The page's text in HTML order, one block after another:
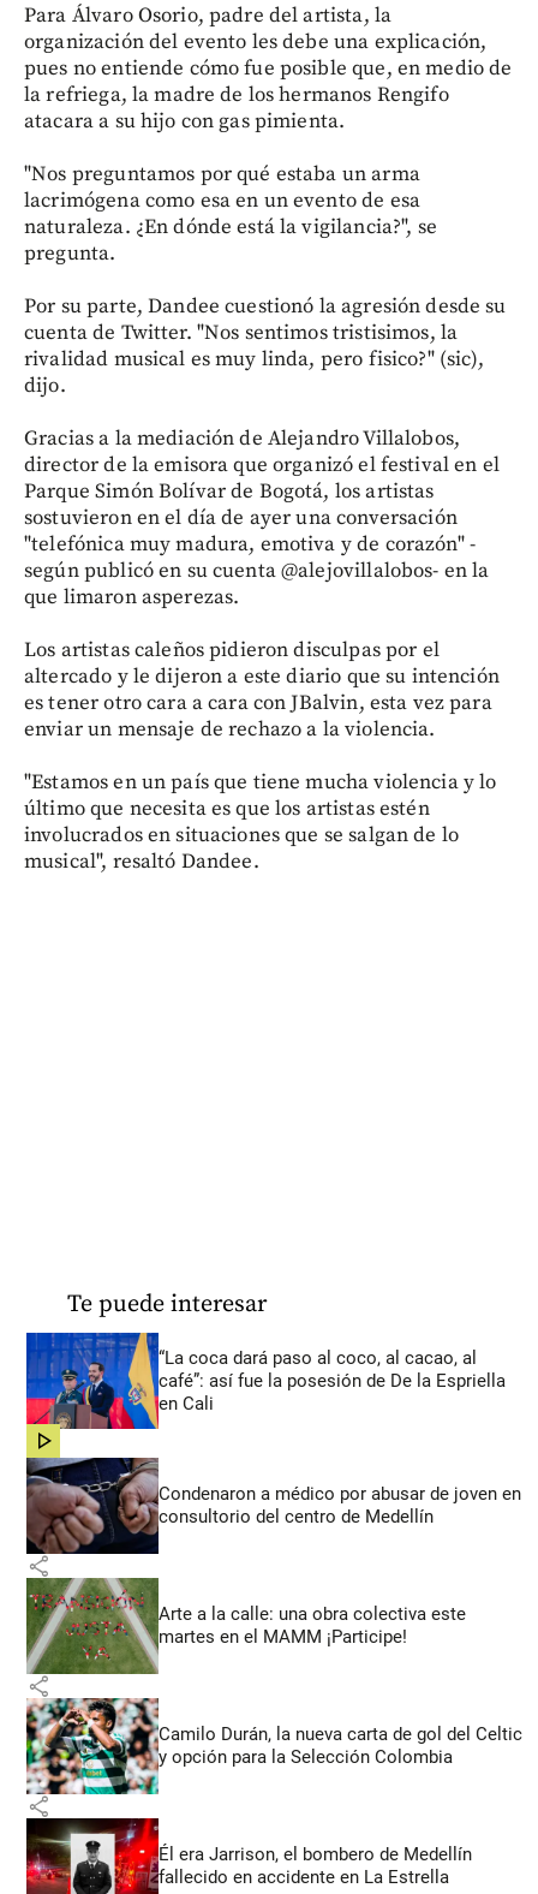
Para Álvaro Osorio, padre del artista, la
organización del evento les debe una explicación,
pues no entiende cómo fue posible que, en medio de
la refriega, la madre de los hermanos Rengifo
atacara a su hijo con gas pimienta.
"Nos preguntamos por qué estaba un arma
lacrimógena como esa en un evento de esa
naturaleza. ¿En dónde está la vigilancia?", se
pregunta.
Por su parte, Dandee cuestionó la agresión desde su
cuenta de Twitter. "Nos sentimos tristisimos, la
rivalidad musical es muy linda, pero fisico?" (sic),
dijo.
Gracias a la mediación de Alejandro Villalobos,
director de la emisora que organizó el festival en el
Parque Simón Bolívar de Bogotá, los artistas
sostuvieron en el día de ayer una conversación
"telefónica muy madura, emotiva y de corazón" -
según publicó en su cuenta @alejovillalobos- en la
que limaron asperezas.
Los artistas caleños pidieron disculpas por el
altercado y le dijeron a este diario que su intención
es tener otro cara a cara con JBalvin, esta vez para
enviar un mensaje de rechazo a la violencia.
"Estamos en un país que tiene mucha violencia y lo
último que necesita es que los artistas estén
involucrados en situaciones que se salgan de lo
musical", resaltó Dandee.
Te puede interesar
“La coca dará paso al coco, al cacao, al
café”: así fue la posesión de De la Espriella
en Cali
share
Condenaron a médico por abusar de joven en
consultorio del centro de Medellín
share
Arte a la calle: una obra colectiva este
martes en el MAMM ¡Participe!
share
Camilo Durán, la nueva carta de gol del Celtic
y opción para la Selección Colombia
share
Él era Jarrison, el bombero de Medellín
fallecido en accidente en La Estrella